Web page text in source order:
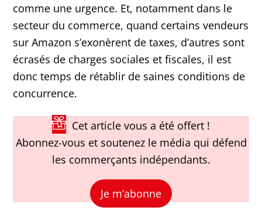
comme une urgence. Et, notamment dans le
secteur du commerce, quand certains vendeurs
sur Amazon s’exonèrent de taxes, d’autres sont
écrasés de charges sociales et fiscales, il est
donc temps de rétablir de saines conditions de
concurrence.
Cet article vous a été offert !
Abonnez-vous et soutenez le média qui défend
les commerçants indépendants.
Je m’abonne